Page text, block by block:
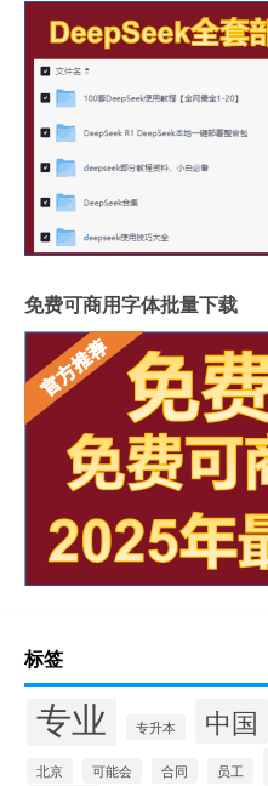
免费可商用字体批量下载
标签
专业 专升本 中国
北京 可能会 合同 员工